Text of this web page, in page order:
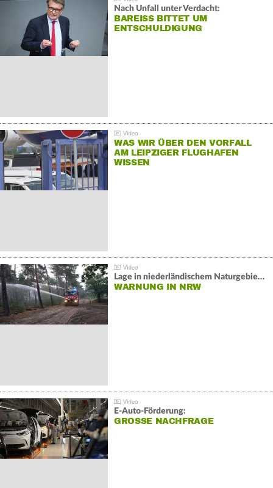
Nach Unfall unter Verdacht:
BAREISS BITTET UM E
NTSCHULDIGUNG
WAS WIR ÜBER DEN VORFALL
AM LEIPZIGER FLUGHAFEN
WISSEN
Lage in niederländischem Naturgebiet stabil
WARNUNG IN NRW
E-Auto-Förderung:
GROSSE NACHFRAGE